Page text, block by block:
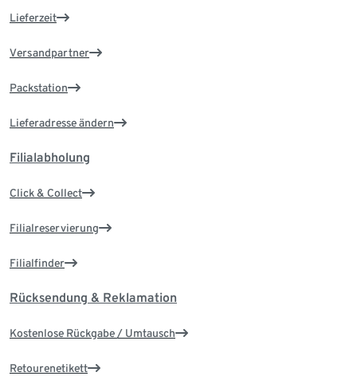
Lieferzeit
Versandpartner
Packstation
Lieferadresse ändern
Filialabholung
Click & Collect
Filialreservierung
Filialfinder
Rücksendung & Reklamation
Kostenlose Rückgabe / Umtausch
Retourenetikett